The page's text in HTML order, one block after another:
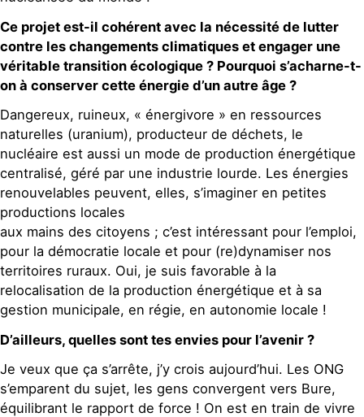
Ce projet est-il cohérent avec la nécessité de lutter
contre les changements climatiques et engager une
véritable transition écologique ? Pourquoi s’acharne-t-
on à conserver cette énergie d’un autre âge ?
Dangereux, ruineux, « énergivore » en ressources
naturelles (uranium), producteur de déchets, le
nucléaire est aussi un mode de production énergétique
centralisé, géré par une industrie lourde. Les énergies
renouvelables peuvent, elles, s’imaginer en petites
productions locales
aux mains des citoyens ; c’est intéressant pour l’emploi,
pour la démocratie locale et pour (re)dynamiser nos
territoires ruraux. Oui, je suis favorable à la
relocalisation de la production énergétique et à sa
gestion municipale, en régie, en autonomie locale !
D’ailleurs, quelles sont tes envies pour l’avenir ?
Je veux que ça s’arrête, j’y crois aujourd’hui. Les ONG
s’emparent du sujet, les gens convergent vers Bure,
équilibrant le rapport de force ! On est en train de vivre